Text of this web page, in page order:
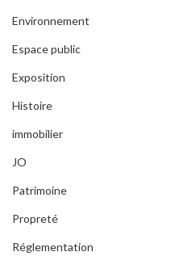
Environnement
Espace public
Exposition
Histoire
immobilier
JO
Patrimoine
Propreté
Réglementation